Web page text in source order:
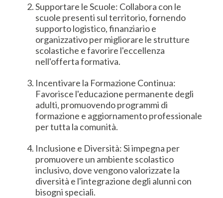
Supportare le Scuole: Collabora con le
scuole presenti sul territorio, fornendo
supporto logistico, finanziario e
organizzativo per migliorare le strutture
scolastiche e favorire l'eccellenza
nell'offerta formativa.
Incentivare la Formazione Continua:
Favorisce l'educazione permanente degli
adulti, promuovendo programmi di
formazione e aggiornamento professionale
per tutta la comunità.
Inclusione e Diversità: Si impegna per
promuovere un ambiente scolastico
inclusivo, dove vengono valorizzate la
diversità e l'integrazione degli alunni con
bisogni speciali.